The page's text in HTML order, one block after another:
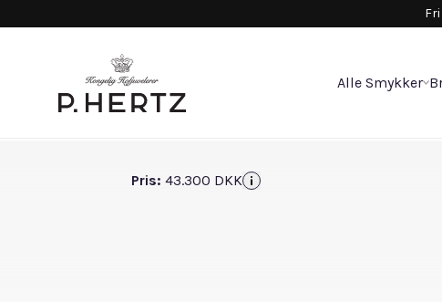
Alle Smykker
Pris: 43.300 DKK